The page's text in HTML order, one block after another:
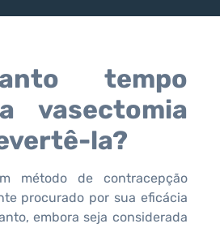
tempo
vasectomia
la?
método de contracepção
procurado por sua eficácia
embora seja considerada